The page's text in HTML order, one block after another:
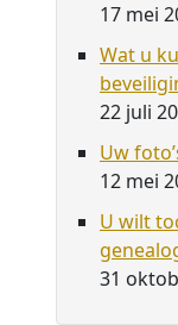
17 mei
Wat u
22 juli
Uw
12 mei
U wilt
31